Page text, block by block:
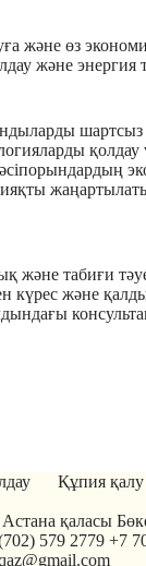
және өз
және энергия
және табиғи
күрес және
Құпия қалу
қаласы
579 2779 +7